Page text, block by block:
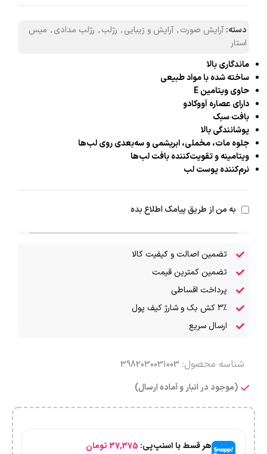
دسته: آرایش صورت, آرایش و زیبایی, رژلب, رژلب مدادی, میس
استار
ماندگاری بالا
ساخته شده با مواد طبیعی
حاوی ویتامین E
دارای عصاره آووکادو
بافت سبک
پوشانندگی بالا
جلوه مات، مخملی، ابریشمی و سه‌بعدی روی لب‌ها
ویتامینه و تقویت‌کننده بافت لب‌ها
نرم‌کننده پوست لب
به من از طریق پیامک اطلاع بده
تضمین اصالت و کیفیت کالا
تضمین کمترین قیمت
پرداخت اقساطی
۳٪ کش بک و شارژ کیف پول
ارسال سریع
شناسه محصول: 3982030031003
(موجود در انبار و آماده ارسال)
هر قسط با اسنپ‌پی: 37,375 تومان